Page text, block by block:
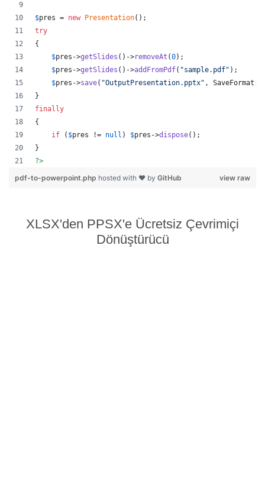
$pres = new Presentation();
try
{
$pres ->getSlides ()->removeAt (0);
$pres ->getSlides ()->addFromPdf( "sample.pdf" );
$pres ->save( "OutputPresentation.pptx" ,
}
finally
{
if ( $pres != null ) $pres ->dispose();
}
?>
view raw
pdf-to-powerpoint.php hosted with ❤ by GitHub
XLSX'den PPSX'e Ücretsiz Çevrimiçi
Dönüştürücü